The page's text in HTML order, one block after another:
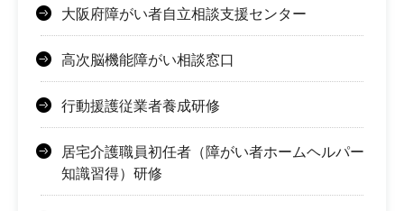
大阪府障がい者自立相談支援センター
高次脳機能障がい相談窓口
行動援護従業者養成研修
居宅介護職員初任者（障がい者ホームヘルパー
知識習得）研修